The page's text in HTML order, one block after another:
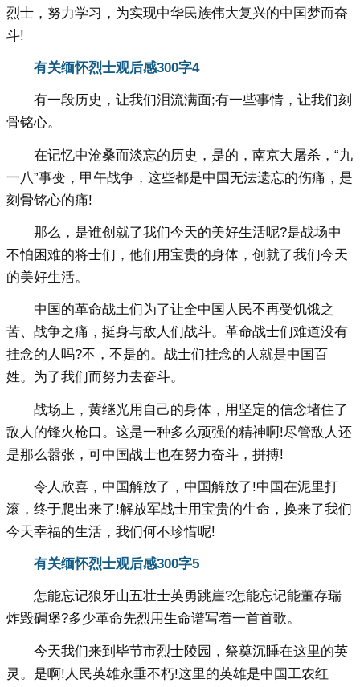
烈士，努力学习，为实现中华民族伟大复兴的中国梦而奋
斗!
有关缅怀烈士观后感300字4
有一段历史，让我们泪流满面;有一些事情，让我们刻
骨铭心。
在记忆中沧桑而淡忘的历史，是的，南京大屠杀，“九
一八”事变，甲午战争，这些都是中国无法遗忘的伤痛，是
刻骨铭心的痛!
那么，是谁创就了我们今天的美好生活呢?是战场中
不怕困难的将士们，他们用宝贵的身体，创就了我们今天
的美好生活。
中国的革命战土们为了让全中国人民不再受饥饿之
苦、战争之痛，挺身与敌人们战斗。革命战士们难道没有
挂念的人吗?不，不是的。战士们挂念的人就是中国百
姓。为了我们而努力去奋斗。
战场上，黄继光用自己的身体，用坚定的信念堵住了
敌人的锋火枪口。这是一种多么顽强的精神啊!尽管敌人还
是那么嚣张，可中国战士也在努力奋斗，拼搏!
令人欣喜，中国解放了，中国解放了!中国在泥里打
滚，终于爬出来了!解放军战士用宝贵的生命，换来了我们
今天幸福的生活，我们何不珍惜呢!
有关缅怀烈士观后感300字5
怎能忘记狼牙山五壮士英勇跳崖?怎能忘记能董存瑞
炸毁碉堡?多少革命先烈用生命谱写着一首首歌。
今天我们来到毕节市烈士陵园，祭奠沉睡在这里的英
灵。是啊!人民英雄永垂不朽!这里的英雄是中国工农红